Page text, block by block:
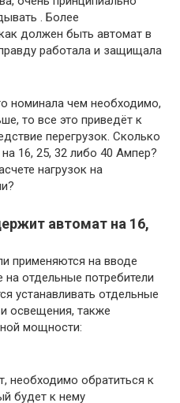
. Более
должен быть автомат в
работала и защищала
номинала чем необходимо,
то все это приведёт к
перегрузок. Сколько
16, 25, 32 либо 40 Ампер?
нагрузок на
автомат на 16,
применяются на вводе
отдельные потребители
устанавливать отдельные
освещения, также
мощности:
необходимо обратиться к
будет к нему